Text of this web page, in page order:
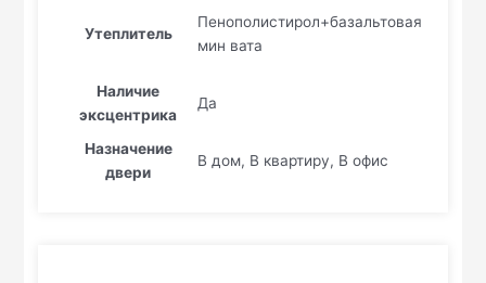
Утеплитель
Пенополистирол+базальтовая
мин вата
Наличие
эксцентрика
Да
Назначение
двери
В дом, В квартиру, В офис